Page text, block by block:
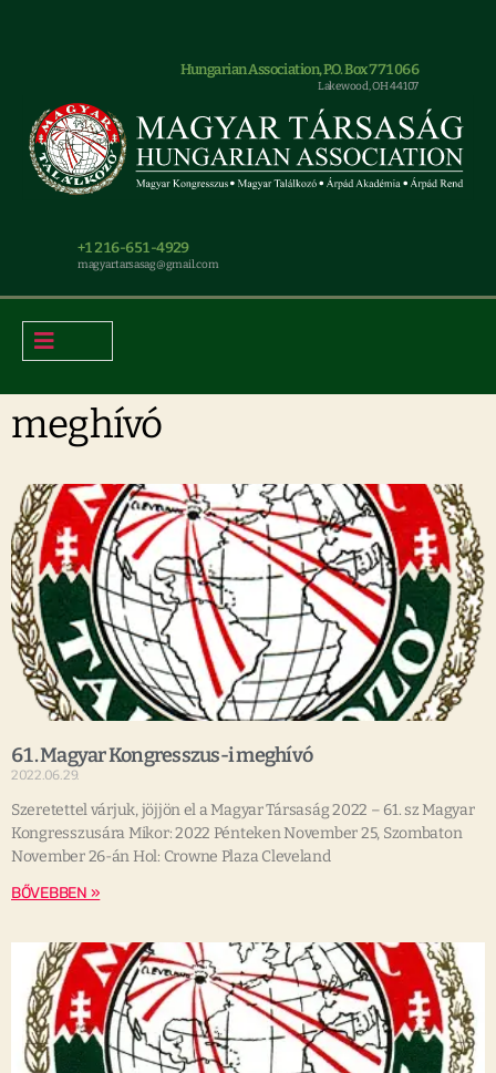
Hungarian Association, P.O. Box 771066
Lakewood, OH 44107
+1 216-651-4929
magyar.tarsasag@gmail.com
meghívó
61. Magyar Kongresszus-i meghívó
2022.06.29.
Szeretettel várjuk, jöjjön el a Magyar Társaság 2022 – 61. sz Magyar
Kongresszusára Mikor: 2022 Pénteken November 25, Szombaton
November 26-án Hol: Crowne Plaza Cleveland
BŐVEBBEN »